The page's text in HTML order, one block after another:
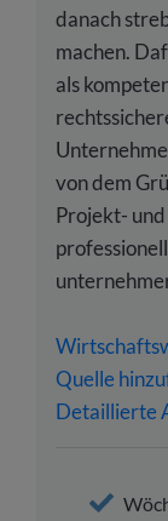
danach
machen.
als
von dem
Projekt-
Quelle
Detaillierte